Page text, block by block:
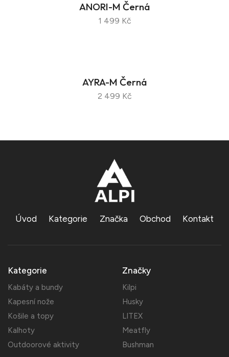
ANORI-M Černá
1 499 Kč
AYRA-M Černá
2 499 Kč
Úvod Kategorie Značka Obchod Kontakt
Kategorie
Kabáty a bundy
Kapesní nože
Košile a topy
Kalhoty
Outdoorové aktivity
Značky
Kilpi
Husky
LITEX
Meatfly
Bushman